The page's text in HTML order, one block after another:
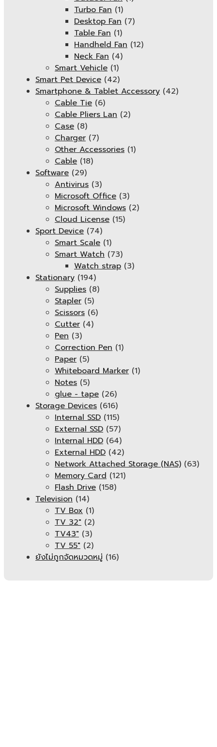
Turbo Fan (1)
Desktop Fan (7)
Table Fan (1)
Handheld Fan (12)
Neck Fan (4)
Smart Vehicle (1)
Smart Pet Device (42)
Smartphone & Tablet Accessory (42)
Cable Tie (6)
Cable Pliers Lan (2)
Case (8)
Charger (7)
Other Accessories (1)
Cable (18)
Software (29)
Antivirus (3)
Microsoft Office (3)
Microsoft Windows (2)
Cloud License (15)
Sport Device (74)
Smart Scale (1)
Smart Watch (73)
Watch strap (3)
Stationary (194)
Supplies (8)
Stapler (5)
Scissors (6)
Cutter (4)
Pen (3)
Correction Pen (1)
Paper (5)
Whiteboard Marker (1)
Notes (5)
glue - tape (26)
Storage Devices (616)
Internal SSD (115)
External SSD (57)
Internal HDD (64)
External HDD (42)
Network Attached Storage (NAS) (63)
Memory Card (121)
Flash Drive (158)
Television (14)
TV Box (1)
TV 32" (2)
TV43" (3)
TV 55" (2)
ยังไม่ถูกจัดหมวดหมู่ (16)